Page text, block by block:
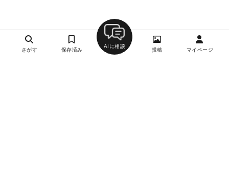
さがす 保存済み
AIに相談
投稿 マイページ